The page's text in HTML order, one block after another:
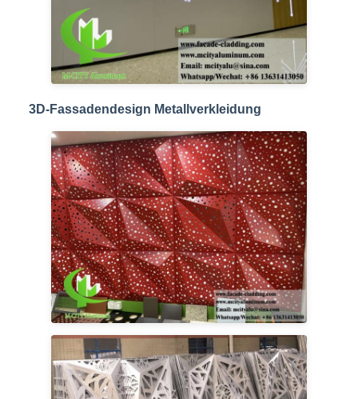
3D-Fassadendesign Metallverkleidung